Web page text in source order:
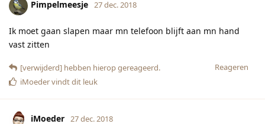
[verwijderd] 27 dec. 2018
Pimpelmeesje ik heb exact hetzelfde probleem
Pimpelmeesje 27 dec. 2018